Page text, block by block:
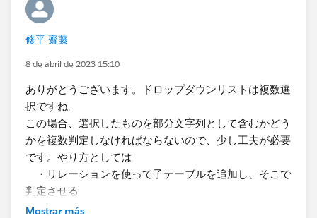
修平 齋藤
8 de abril de 2023 15:10
ありがとうございます。ドロップダウンリストは複数選
択ですね。
この場合、選択したものを部分文字列として含むかどう
かを複数判定しなければならないので、少し工夫が必要
です。やり方としては
・リレーションを使って子テーブルを追加し、そこで
判定させる
・ドロップダウンリストの選択後にボタンをクリック
Mostrar más